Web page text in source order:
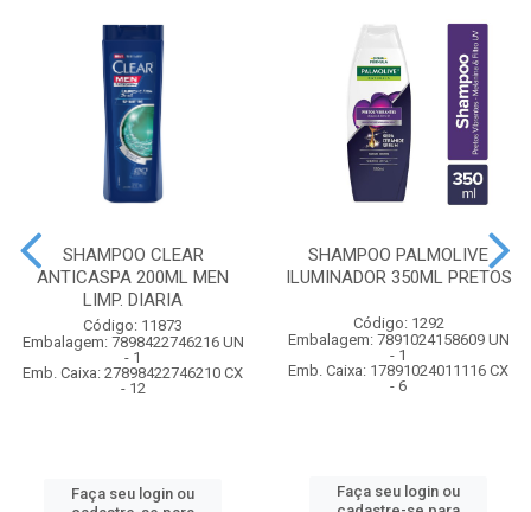
SHAMPOO CLEAR
ANTICASPA 200ML MEN
LIMP. DIARIA
Código: 11873
Embalagem: 7898422746216 UN
- 1
Emb. Caixa: 27898422746210 CX
- 12
Faça seu login ou
SHAMPOO PALMOLIVE
ILUMINADOR 350ML PRETOS
Código: 1292
Embalagem: 7891024158609 UN
- 1
Emb. Caixa: 17891024011116 CX
- 6
Faça seu login ou